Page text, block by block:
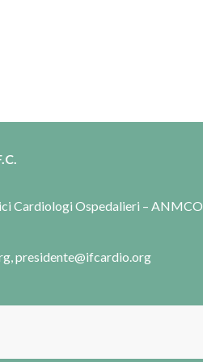
Cardiologi Ospedalieri – ANMCO
presidente@ifcardio.org